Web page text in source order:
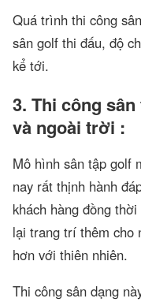
Quá trình thi công
sân golf thi đấu, độ
kể tới.
3. Thi công
và ngoài trời :
Mô hình sân tập golf
nay rất thịnh hành
khách hàng đồng
lại trang trí thêm cho
hơn với thiên nhiên.
Thi công sân dạng